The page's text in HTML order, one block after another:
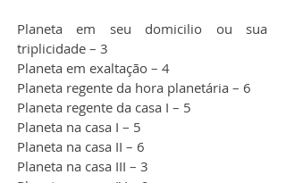
Planeta em seu domicilio ou sua
triplicidade – 3
Planeta em exaltação – 4
Planeta regente da hora planetária – 6
Planeta regente da casa I – 5
Planeta na casa I – 5
Planeta na casa II – 6
Planeta na casa III – 3